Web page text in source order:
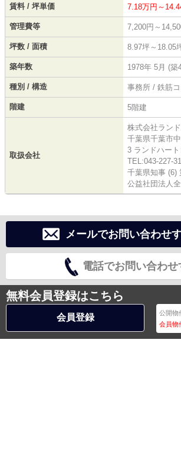
賃料 / 坪単価 7.18万円～
管理費等 7,200円～
坪数 / 面積 8.97坪～18.05
築年数 1978年 5月 (築
種別 / 構造 事務所 / 鉄筋
階建 5階建
取扱会社
株式会社ラン
千葉県千葉市
3 ランドハー
TEL:043-227-
千葉県知事 (6)
公益社団法人
メールでお問い合わせ
電話でお問い合わせ
無料会員登録はこちら
会員登録 公開物
会員物